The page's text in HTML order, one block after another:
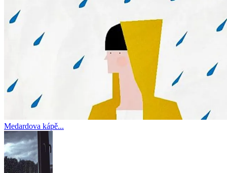
Medardova kápě...